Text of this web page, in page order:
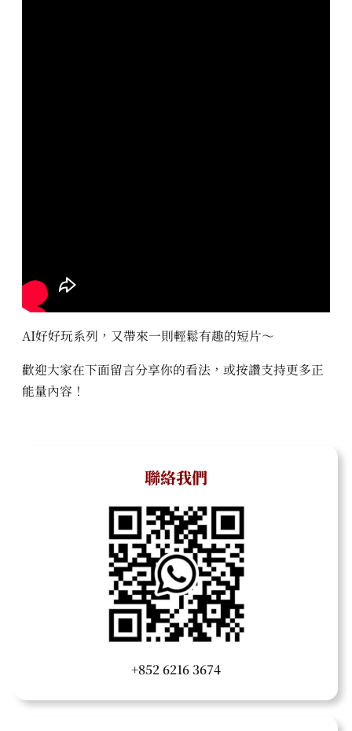
AI好好玩系列，又帶來一則輕鬆有趣的短片～
歡迎大家在下面留言分享你的看法，或按讚支持更多正
能量內容！
聯絡我們
+852 6216 3674